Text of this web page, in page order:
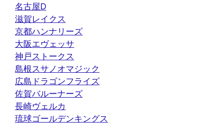
名古屋D
滋賀レイクス
京都ハンナリーズ
大阪エヴェッサ
神戸ストークス
島根スサノオマジック
広島ドラゴンフライズ
佐賀バルーナーズ
長崎ヴェルカ
琉球ゴールデンキングス